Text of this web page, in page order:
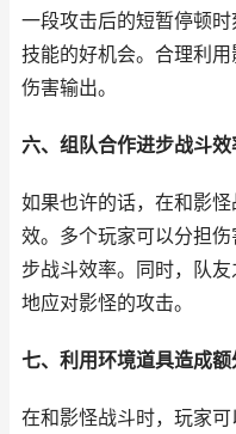
一段攻击后的短暂停顿
技能的好机会。合理利
伤害输出。
六、组队合作进步战斗效
如果也许的话，在和影
效。多个玩家可以分担
步战斗效率。同时，队
地应对影怪的攻击。
七、利用环境道具造成额
在和影怪战斗时，玩家